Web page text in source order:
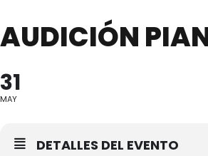
AUDICIÓN
31
MAY
DETALLES DEL EVENTO